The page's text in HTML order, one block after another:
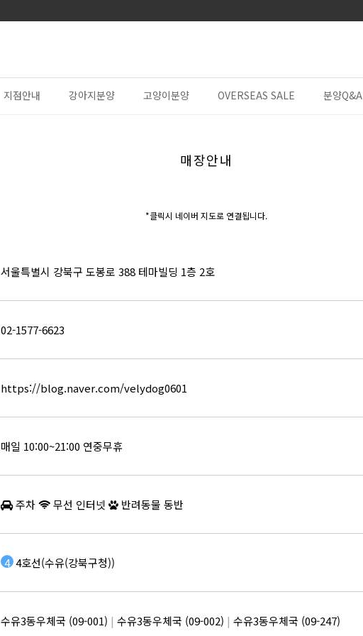
지점안내 강아지분양 고양이분양 OVERSEAS SALE 분양Q&A
매장안내
*클릭시 네이버 지도로 연결됩니다.
서울특별시 강북구 도봉로 388 테마빌딩 1층 2호
02-1577-6623
https://blog.naver.com/velydog0601
매일 10:00~21:00 연중무휴
주차 무선 인터넷 반려동물 동반
4 4호선(수유(강북구청))
수유3동우체국 (09-001) | 수유3동우체국 (09-002) | 수유3동우체국 (09-247)